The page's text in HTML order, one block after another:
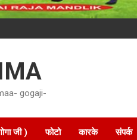
gogaji-
जी ) फोटो कारके संपर्क